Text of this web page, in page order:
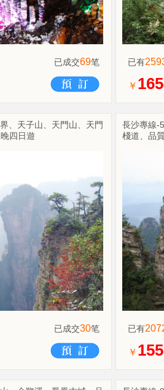
已成交69笔 已有
￥
、天子山、天門山、天門
四日遊
已成交30笔
長沙專線-
棧道、品
已有
￥